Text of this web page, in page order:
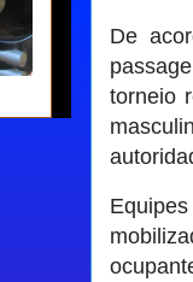
De
torneio